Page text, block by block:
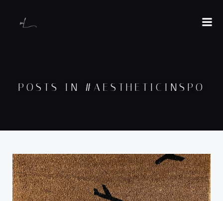
POSTS IN #AESTHETICINSPO